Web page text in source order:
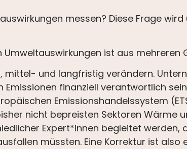
messen? Diese Frage
ist aus mehreren
mittel- und langfristig verändern.
finanziell verantwortlich
Emissionshandelssystem
nicht bepreisten Sektoren Wärme
Expert*innen begleitet werden,
müssten. Eine Korrektur ist also